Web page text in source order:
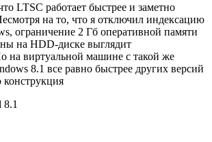
LTSC работает быстрее и заметно
на то, что я отключил индексацию
ограничение 2 Гб оперативной памяти
на HDD-диске выглядит
на виртуальной машине с такой же
8.1 все равно быстрее других версий
конструкция
8.1